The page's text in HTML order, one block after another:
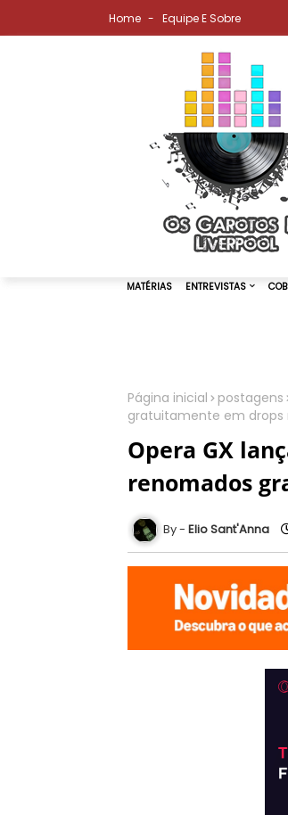
Home Equipe E Sobre
Página inicial postagens
gratuitamente em drops
Opera GX
renomados
Elio Sant'Anna